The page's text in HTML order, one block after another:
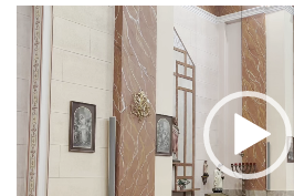
Video
Player